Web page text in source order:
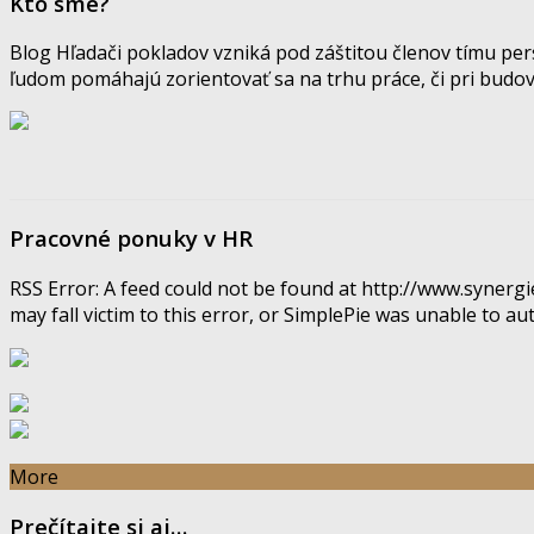
Blog Hľadači pokladov vzniká pod záštitou členov tímu
ľudom pomáhajú zorientovať sa na trhu práce, či pri
Pracovné ponuky v HR
RSS Error: A feed could not be found at http://
may fall victim to this error, or SimplePie was unable to
More
Prečítajte si aj…